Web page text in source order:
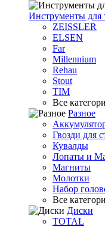
Инструменты для
ZEISSLER
ELSEN
Far
Millennium
Rehau
Stout
TIM
Все
Разное
Гвозди для
Кувалды
Лопаты и
Магниты
Молотки
Набор
Все
Диски
TOTAL